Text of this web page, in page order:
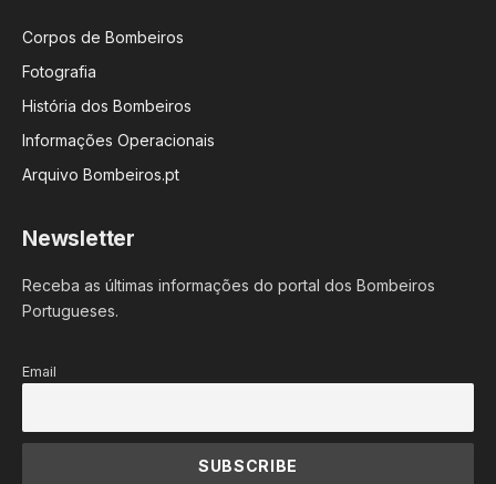
Corpos de Bombeiros
Fotografia
História dos Bombeiros
Informações Operacionais
Arquivo Bombeiros.pt
Newsletter
Receba as últimas informações do portal dos Bombeiros
Portugueses.
Email